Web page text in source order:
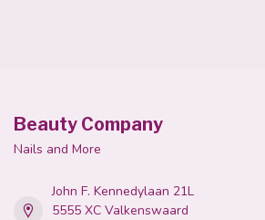
Beauty Company
Nails and More
John F. Kennedylaan 21L
5555 XC Valkenswaard